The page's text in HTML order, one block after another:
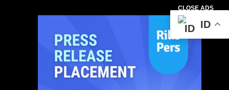
CLOSE ADS
ID